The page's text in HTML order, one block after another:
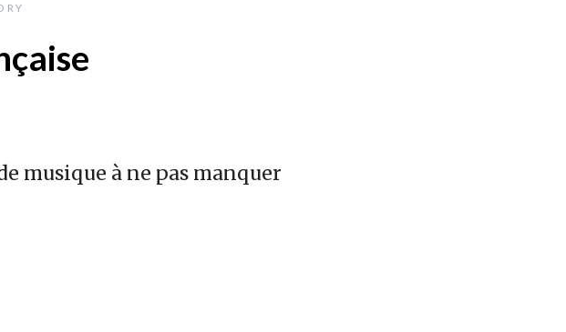
musique à ne pas manquer